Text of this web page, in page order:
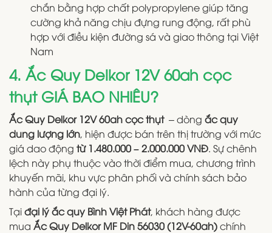
chắn bằng hợp chất polypropylene giúp tăng
cường khả năng chịu đựng rung động, rất phù
hợp với điều kiện đường sá và giao thông tại Việt
Nam
4. Ắc Quy Delkor 12V 60ah cọc
thụt GIÁ BAO NHIÊU?
Ắc Quy Delkor 12V 60ah cọc thụt – dòng ắc quy
dung lượng lớn, hiện được bán trên thị trường với mức
giá dao động từ 1.480.000 – 2.000.000 VNĐ. Sự chênh
lệch này phụ thuộc vào thời điểm mua, chương trình
khuyến mãi, khu vực phân phối và chính sách bảo
hành của từng đại lý.
Tạiđại lý ắc quy Bình Việt Phát, khách hàng được
mua Ắc Quy Delkor MF Din 56030 (12V-60ah)chính